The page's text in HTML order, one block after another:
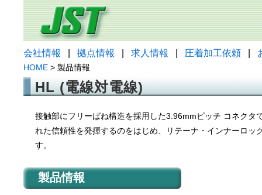
会社情報 拠点情報 求人情報 圧着加工依頼
HOME > 製品情報
HL (電線対電線)
接触部にフリーばね構造を採用した3.96mmピッチ コネクタ
れた信頼性を発揮するのをはじめ、リテーナ・インナーロッ
す。
製品情報